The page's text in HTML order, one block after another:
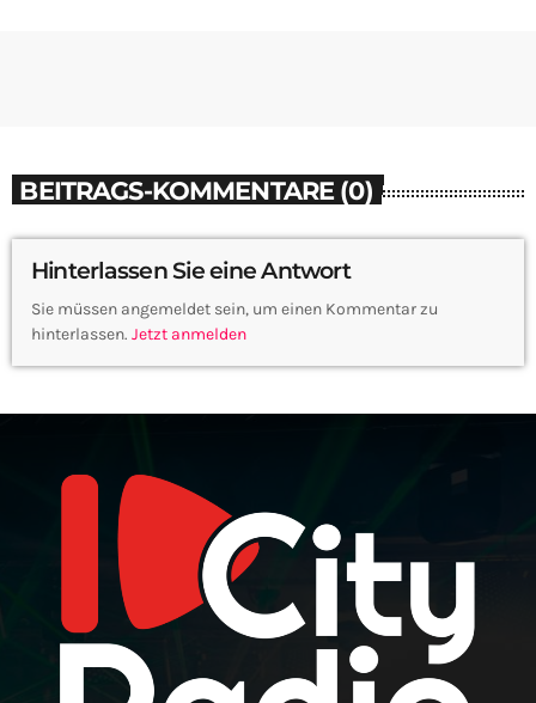
BEITRAGS-KOMMENTARE (0)
Hinterlassen Sie eine Antwort
Sie müssen angemeldet sein, um einen Kommentar zu
hinterlassen. Jetzt anmelden